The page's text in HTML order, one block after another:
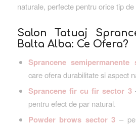
naturale, perfecte pentru orice tip de
Salon Tatuaj
Balta Alba: Ce Ofera?
Sprancene semipermanente
care ofera durabilitate si aspect
Sprancene fir cu fir sector 3
pentru efect de par natural.
Powder brows sector 3 –